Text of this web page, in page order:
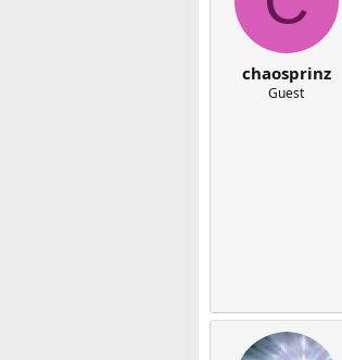
l
a
chaosprinz
Guest